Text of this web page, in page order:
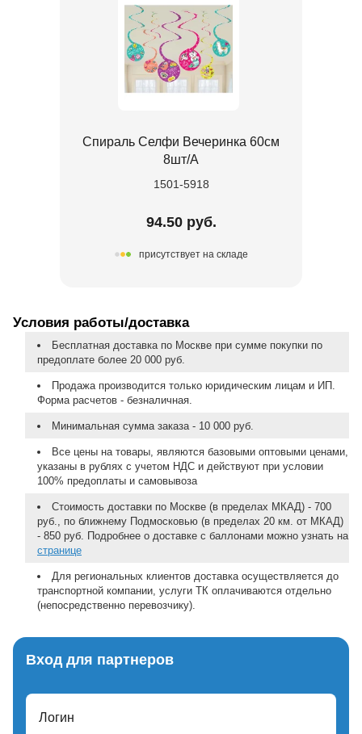
Спираль Селфи Вечеринка 60см
8шт/А
1501-5918
94.50 руб.
присутствует на складе
Условия работы/доставка
Бесплатная доставка по Москве при сумме покупки по
предоплате более 20 000 руб.
Продажа производится только юридическим лицам и ИП.
Форма расчетов - безналичная.
Минимальная сумма заказа - 10 000 руб.
Все цены на товары, являются базовыми оптовыми ценами,
указаны в рублях с учетом НДС и действуют при условии
100% предоплаты и самовывоза
Стоимость доставки по Москве (в пределах МКАД) - 700
руб., по ближнему Подмосковью (в пределах 20 км. от МКАД)
- 850 руб. Подробнее о доставке с баллонами можно узнать на
странице
Для региональных клиентов доставка осуществляется до
транспортной компании, услуги ТК оплачиваются отдельно
(непосредственно перевозчику).
Вход для партнеров
Логин